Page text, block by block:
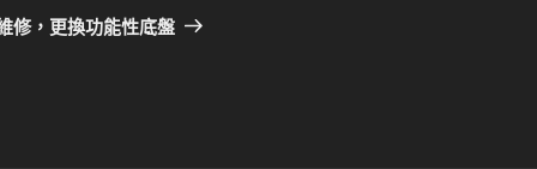
一
修，更換功能性底盤